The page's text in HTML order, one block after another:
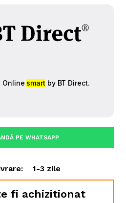
PE WHATSAPP
1-3 zile
fi achizitionat